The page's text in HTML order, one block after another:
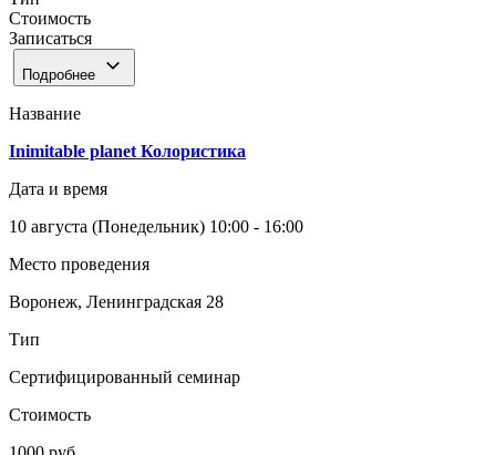
Стоимость
Записаться
Подробнее
Название
Inimitable planet Колористика
Дата и время
10 августа (Понедельник) 10:00 - 16:00
Место проведения
Воронеж, Ленинградская 28
Тип
Сертифицированный семинар
Стоимость